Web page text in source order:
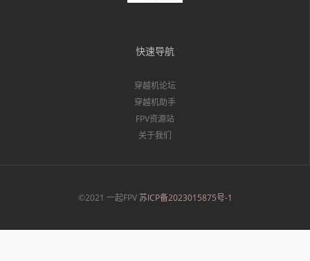
快速导航
穿越机论坛
穿越机助手
FPV资源站
关于我们
©2021 一起FPV苏ICP备2023015875号-1